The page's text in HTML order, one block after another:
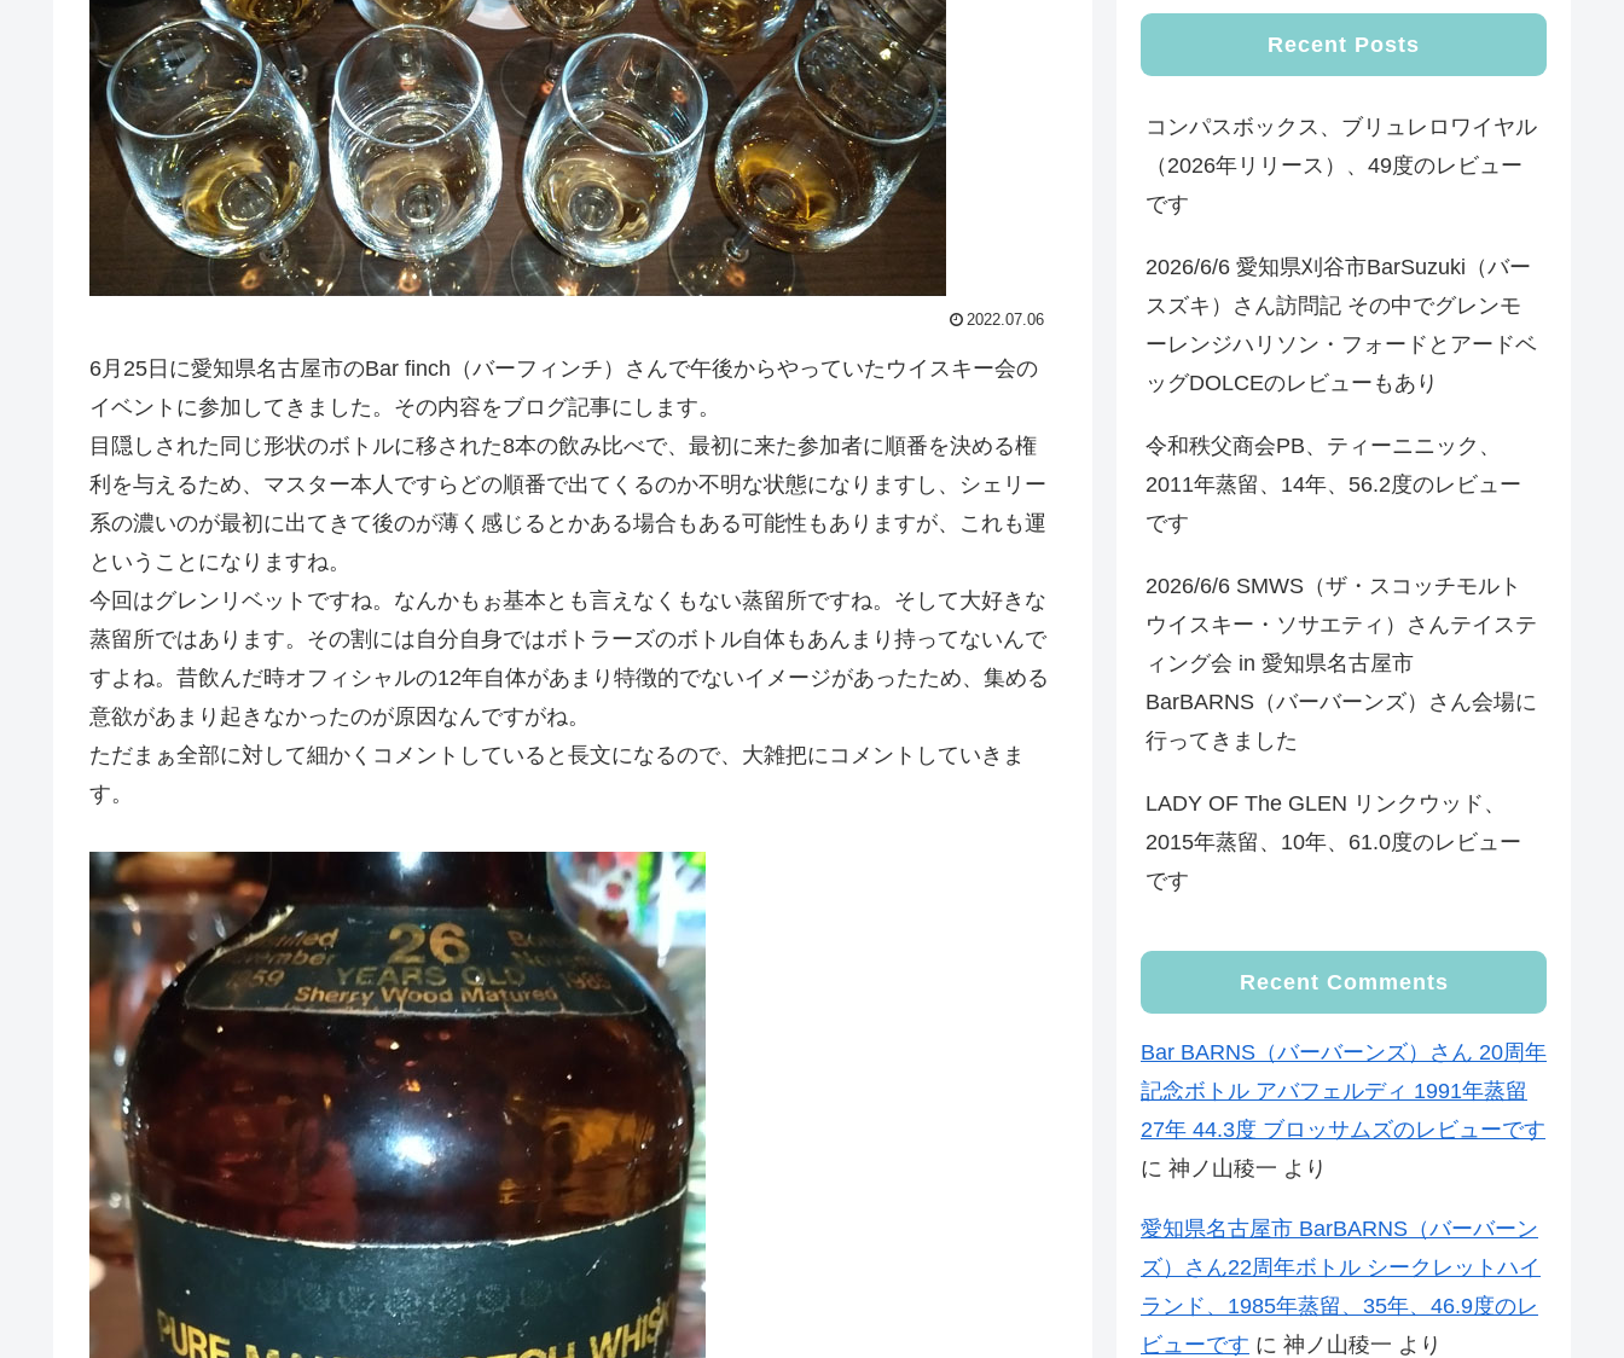
2022.07.06
6月25日に愛知県名古屋市のBar finch（バーフィンチ）さんで午後からやっていたウイスキー会の
イベントに参加してきました。その内容をブログ記事にします。
目隠しされた同じ形状のボトルに移された8本の飲み比べで、最初に来た参加者に順番を決める権
利を与えるため、マスター本人ですらどの順番で出てくるのか不明な状態になりますし、シェリー
系の濃いのが最初に出てきて後のが薄く感じるとかある場合もある可能性もありますが、これも運
ということになりますね。
今回はグレンリベットですね。なんかもぉ基本とも言えなくもない蒸留所ですね。そして大好きな
蒸留所ではあります。その割には自分自身ではボトラーズのボトル自体もあんまり持ってないんで
すよね。昔飲んだ時オフィシャルの12年自体があまり特徴的でないイメージがあったため、集める
意欲があまり起きなかったのが原因なんですがね。
ただまぁ全部に対して細かくコメントしていると長文になるので、大雑把にコメントしていきま
す。
Recent Posts
コンパスボックス、ブリュレロワイヤル
（2026年リリース）、49度のレビュー
です
2026/6/6 愛知県刈谷市BarSuzuki（バー
スズキ）さん訪問記 その中でグレンモ
ーレンジハリソン・フォードとアードベ
ッグDOLCEのレビューもあり
令和秩父商会PB、ティーニニック、
2011年蒸留、14年、56.2度のレビュー
です
2026/6/6 SMWS（ザ・スコッチモルト
ウイスキー・ソサエティ）さんテイステ
ィング会 in 愛知県名古屋市
BarBARNS（バーバーンズ）さん会場に
行ってきました
LADY OF The GLEN リンクウッド、
2015年蒸留、10年、61.0度のレビュー
です
Recent Comments
Bar BARNS（バーバーンズ）さん 20周年
記念ボトル アバフェルディ 1991年蒸留
27年 44.3度 ブロッサムズのレビューです
に 神ノ山稜一 より
愛知県名古屋市 BarBARNS（バーバーン
ズ）さん22周年ボトル シークレットハイ
ランド、1985年蒸留、35年、46.9度のレ
ビューです に 神ノ山稜一 より